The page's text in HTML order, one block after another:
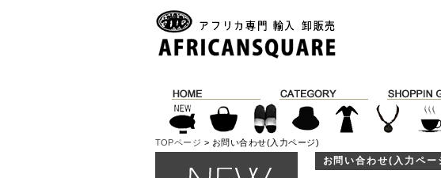
TOPページ > お問い合わせ(入力ページ)
お問い合わせ(入力ペー